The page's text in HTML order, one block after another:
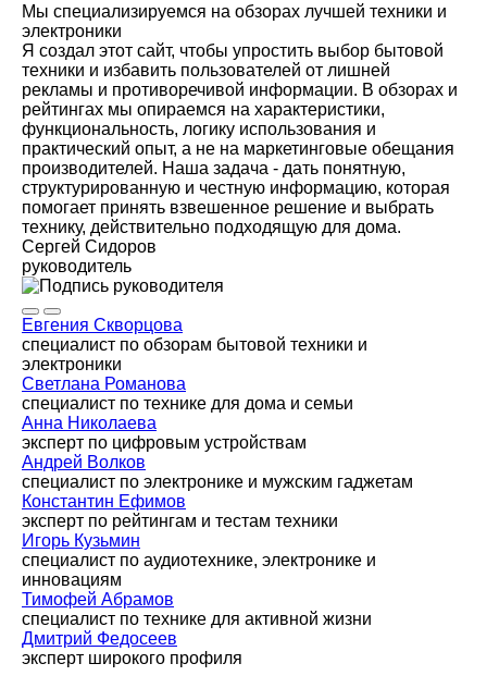
Мы специализируемся на обзорах лучшей техники и
электроники
Я создал этот сайт, чтобы упростить выбор бытовой
техники и избавить пользователей от лишней
рекламы и противоречивой информации. В обзорах и
рейтингах мы опираемся на характеристики,
функциональность, логику использования и
практический опыт, а не на маркетинговые обещания
производителей. Наша задача - дать понятную,
структурированную и честную информацию, которая
помогает принять взвешенное решение и выбрать
технику, действительно подходящую для дома.
Сергей Сидоров
руководитель
Евгения Скворцова
специалист по обзорам бытовой техники и
электроники
Светлана Романова
специалист по технике для дома и семьи
Анна Николаева
эксперт по цифровым устройствам
Андрей Волков
специалист по электронике и мужским гаджетам
Константин Ефимов
эксперт по рейтингам и тестам техники
Игорь Кузьмин
специалист по аудиотехнике, электронике и
инновациям
Тимофей Абрамов
специалист по технике для активной жизни
Дмитрий Федосеев
эксперт широкого профиля